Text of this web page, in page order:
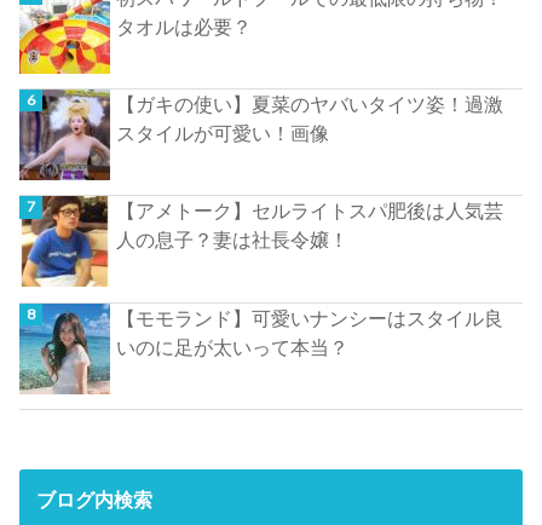
タオルは必要？
【ガキの使い】夏菜のヤバいタイツ姿！過激
スタイルが可愛い！画像
【アメトーク】セルライトスパ肥後は人気芸
人の息子？妻は社長令嬢！
【モモランド】可愛いナンシーはスタイル良
いのに足が太いって本当？
ブログ内検索